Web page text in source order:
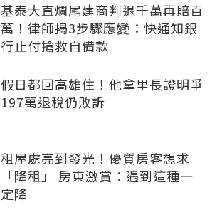
基泰大直爛尾建商判退千萬再賠百
萬！律師揭3步驟應變：快通知銀
行止付搶救自備款
假日都回高雄住！他拿里長證明爭
197萬退稅仍敗訴
租屋處亮到發光！優質房客想求
「降租」 房東激賞：遇到這種一
定降